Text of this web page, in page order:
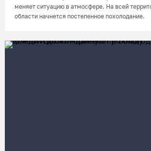
меняет ситуацию в атмосфере. На всей
области начнется постепенное похолодание.